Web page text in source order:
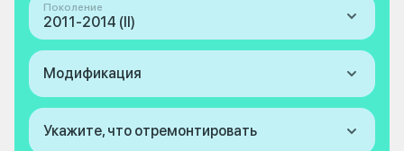
Поколение
2011-2014 (II)
Модификация
Укажите, что отремонтировать